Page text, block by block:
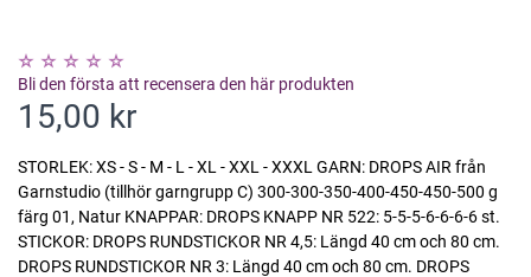
Bli den första att recensera den här produkten
15,00 kr
STORLEK: XS - S - M - L - XL - XXL - XXXL GARN: DROPS AIR från
Garnstudio (tillhör garngrupp C) 300-300-350-400-450-450-500 g
färg 01, Natur KNAPPAR: DROPS KNAPP NR 522: 5-5-5-6-6-6-6 st.
STICKOR: DROPS RUNDSTICKOR NR 4,5: Längd 40 cm och 80 cm.
DROPS RUNDSTICKOR NR 3: Längd 40 cm och 80 cm. DROPS